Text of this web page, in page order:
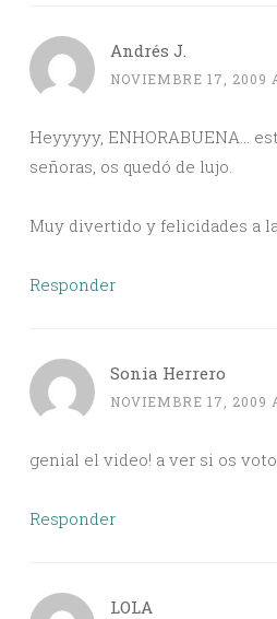
Andrés J.
NOVIEMBRE 17, 2009
Heyyyyy, ENHORABUENA…
señoras, os quedó de lujo.
Muy divertido y felicidades a
Responder
Sonia Herrero
NOVIEMBRE 17, 2009
genial el video! a ver si os
Responder
LOLA